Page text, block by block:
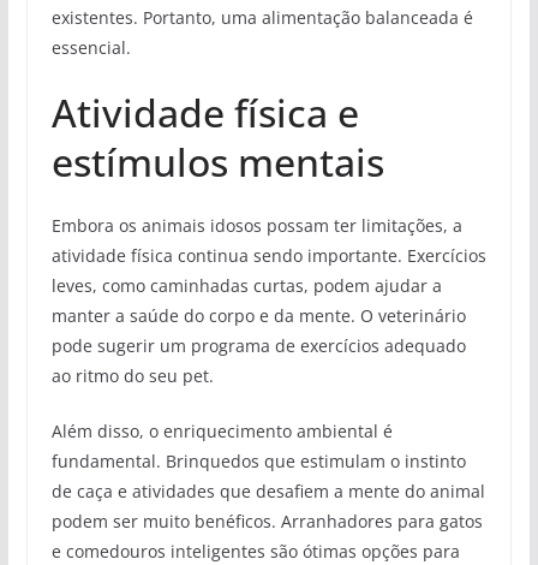
existentes. Portanto, uma alimentação balanceada é
essencial.
Atividade física e
estímulos mentais
Embora os animais idosos possam ter limitações, a
atividade física continua sendo importante. Exercícios
leves, como caminhadas curtas, podem ajudar a
manter a saúde do corpo e da mente. O veterinário
pode sugerir um programa de exercícios adequado
ao ritmo do seu pet.
Além disso, o enriquecimento ambiental é
fundamental. Brinquedos que estimulam o instinto
de caça e atividades que desafiem a mente do animal
podem ser muito benéficos. Arranhadores para gatos
e comedouros inteligentes são ótimas opções para